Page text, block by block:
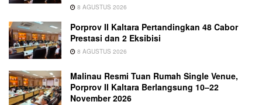
8 AGUSTUS 2026
Porprov II Kaltara Pertandingkan 48 Cabor
Prestasi dan 2 Eksibisi
8 AGUSTUS 2026
Malinau Resmi Tuan Rumah Single Venue,
Porprov II Kaltara Berlangsung 10–22
November 2026